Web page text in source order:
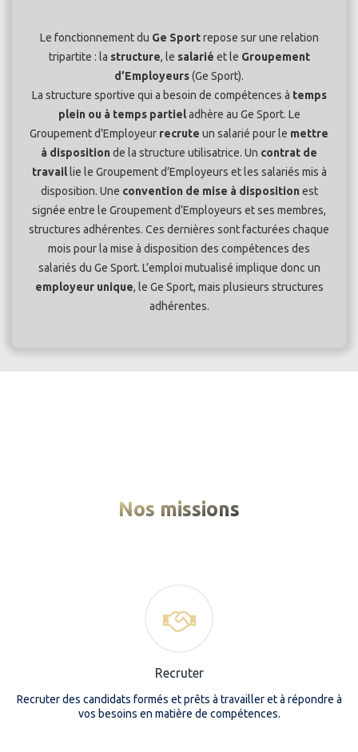
Le fonctionnement du Ge Sportrepose sur une relation
tripartite : la structure, le salarié et le Groupement
d’Employeurs(Ge Sport).
La structure sportive qui a besoin de compétences à temps
plein ou à temps partieladhère au Ge Sport. Le
Groupement d’Employeur recrute un salarié pour le mettre
à disposition de la structure utilisatrice. Un contrat de
travaillie le Groupement d’Employeurs et les salariés mis à
disposition. Une convention de mise à disposition est
signée entre le Groupement d’Employeurs et ses membres,
structures adhérentes. Ces dernières sont facturées chaque
mois pour la mise à disposition des compétences des
salariés du Ge Sport. L’emploi mutualisé implique donc un
employeur unique, le Ge Sport, mais plusieurs structures
adhérentes.
Nos missions
Recruter
Recruter des candidats formés et prêts à travailler et à répondre à
vos besoins en matière de compétences.